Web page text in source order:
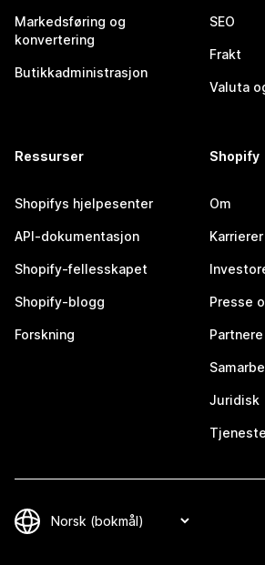
Markedsføring og
konvertering
Butikkadministrasjon
SEO
Frakt
Valuta
Ressurser
Shopifys hjelpesenter
API-dokumentasjon
Shopify-fellesskapet
Shopify-blogg
Forskning
Shopify
Om
Karrierer
Presse
Partnere
Juridisk